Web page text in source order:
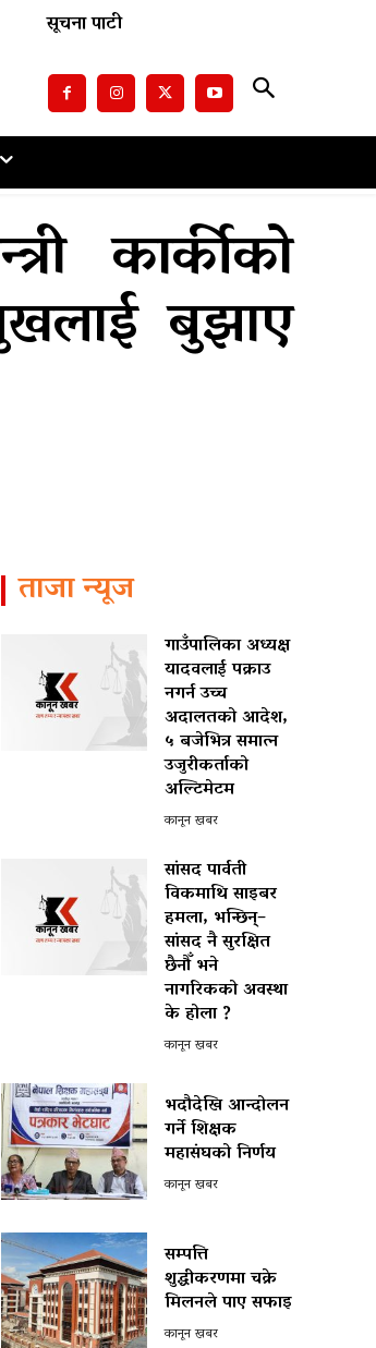
सूचना पाटी
कार्कीको
बुझाए
ताजा न्यूज
गाउँपालिका अध्यक्ष
यादवलाई पक्राउ
नगर्न उच्च
अदालतको आदेश,
५ बजेभित्र समात्न
उजुरीकर्ताको
अल्टिमेटम
कानून खबर
सांसद पार्वती
विकमाथि साइबर
हमला, भन्छिन्–
सांसद नै सुरक्षित
छैनौँ भने
नागरिकको अवस्था
के होला ?
कानून खबर
भदौदेखि आन्दोलन
गर्ने शिक्षक
महासंघको निर्णय
कानून खबर
सम्पत्ति
शुद्धीकरणमा चक्रे
मिलनले पाए सफाइ
कानून खबर